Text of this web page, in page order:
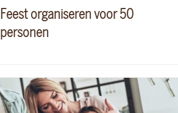
Feest organiseren voor 50
personen